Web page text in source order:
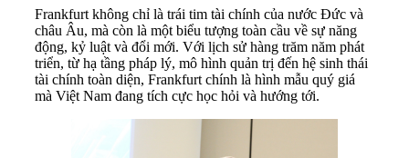
Frankfurt không chỉ là trái tim tài chính của nước Đức và
châu Âu, mà còn là một biểu tượng toàn cầu về sự năng
động, kỷ luật và đổi mới. Với lịch sử hàng trăm năm phát
triển, từ hạ tầng pháp lý, mô hình quản trị đến hệ sinh thái
tài chính toàn diện, Frankfurt chính là hình mẫu quý giá
mà Việt Nam đang tích cực học hỏi và hướng tới.